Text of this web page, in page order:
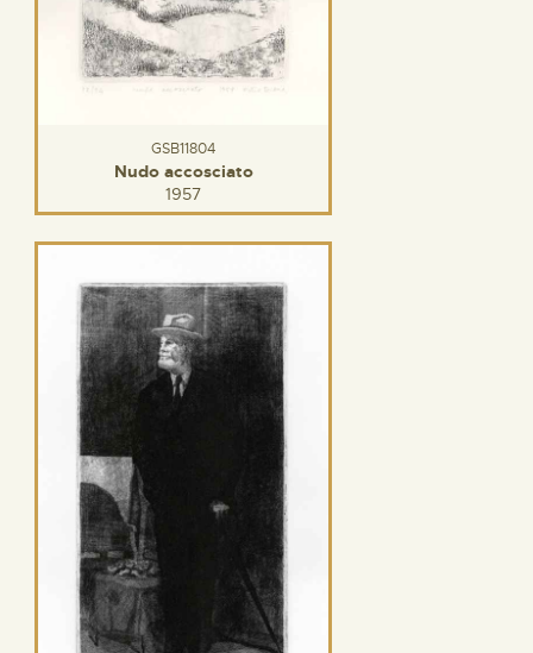
GSB11804
Nudo accosciato
1957